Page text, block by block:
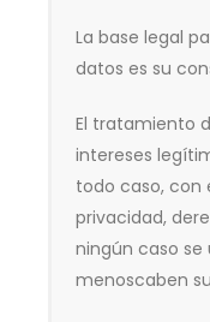
La base legal
datos es su
El tratamiento
intereses
todo caso, con
privacidad,
ningún caso
menoscaben